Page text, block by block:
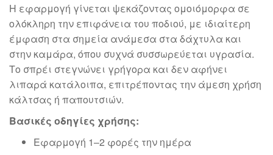
Η εφαρμογή γίνεται ψεκάζοντας ομοιόμορφα σε
ολόκληρη την επιφάνεια του ποδιού, με ιδιαίτερη
έμφαση στα σημεία ανάμεσα στα δάχτυλα και
στην καμάρα, όπου συχνά συσσωρεύεται υγρασία.
Το σπρέι στεγνώνει γρήγορα και δεν αφήνει
λιπαρά κατάλοιπα, επιτρέποντας την άμεση χρήση
κάλτσας ή παπουτσιών.
Βασικές οδηγίες χρήσης:
Εφαρμογή 1–2 φορές την ημέρα